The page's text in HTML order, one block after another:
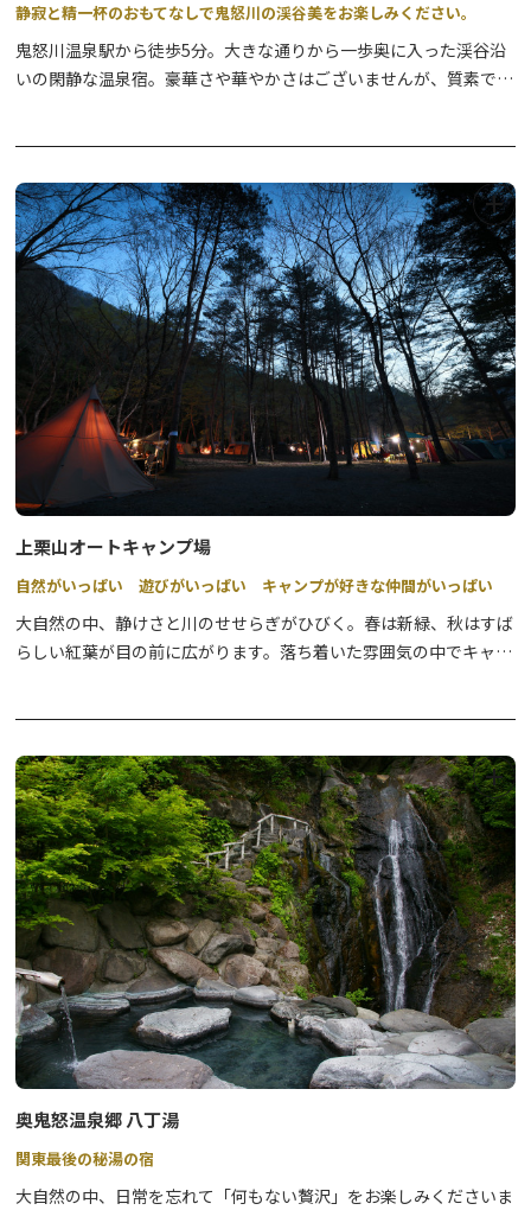
静寂と精一杯のおもてなしで鬼怒川の渓谷美をお楽しみください。
鬼怒川温泉駅から徒歩5分。大きな通りから一歩奥に入った渓谷沿
いの閑静な温泉宿。豪華さや華やかさはございませんが、質素で落
谷沿いの露天風呂では川風とせせらぎの中での湯浴みをご堪能下さ
い。
上栗山オートキャンプ場
自然がいっぱい 遊びがいっぱい キャンプが好きな仲間がいっぱい
大自然の中、静けさと川のせせらぎがひびく。春は新緑、秋はすば
らしい紅葉が目の前に広がります。落ち着いた雰囲気の中でキャン
オートキャンプサイトは電源付と電源無しの2種類があります。
フリーサイトは木々に囲まれ夏でも涼しくすごすことができます。
奥鬼怒温泉郷 八丁湯
関東最後の秘湯の宿
大自然の中、日常を忘れて「何もない贅沢」をお楽しみくださいま